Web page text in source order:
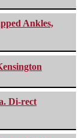
Ankles,
Di-rect